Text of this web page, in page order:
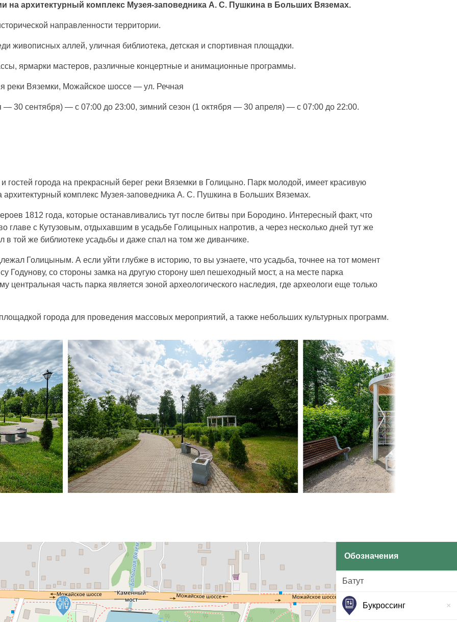
на архитектурный комплекс Музея-заповедника А. С. Пушкина в Больших Вяземах.
направленности территории.
живописных аллей, уличная библиотека, детская и спортивная площадки.
ярмарки мастеров, различные концертные и анимационные программы.
реки Вяземки, Можайское шоссе — ул. Речная
— 30 сентября) — с 07:00 до 23:00, зимний сезон (1 октября — 30 апреля) — с 07:00 до 22:00.
гостей города на прекрасный берег реки Вяземки в Голицыно. Парк молодой, имеет красивую
комплекс Музея-заповедника А. С. Пушкина в Больших Вяземах.
1812 года, которые останавливались тут после битвы при Бородино. Интересный факт, что
главе с Кутузовым, отдыхавшим в усадьбе Голицыных напротив, а через несколько дней тут же
в той же библиотеке усадьбы и даже спал на том же диванчике.
Голицыным. А если уйти глубже в историю, то вы узнаете, что усадьба, точнее на тот момент
Годунову, со стороны замка на другую сторону шел пешеходный мост, а на месте парка
центральная часть парка является зоной археологического наследия, где археологи еще только
города для проведения массовых мероприятий, а также небольших культурных программ.
Обозначения
Батут
Букроссинг